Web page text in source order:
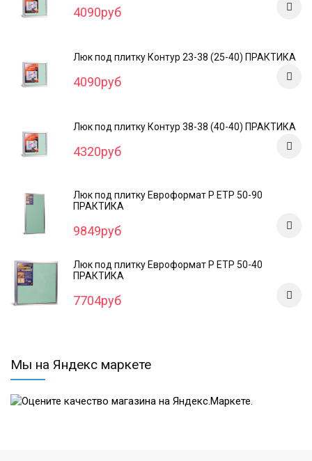
4090руб
Люк под плитку Контур 23-38 (25-40) ПРАКТИКА
4090руб
Люк под плитку Контур 38-38 (40-40) ПРАКТИКА
4320руб
Люк под плитку Евроформат Р ЕТР 50-90
ПРАКТИКА
9849руб
Люк под плитку Евроформат Р ЕТР 50-40
ПРАКТИКА
7704руб
Мы на Яндекс маркете